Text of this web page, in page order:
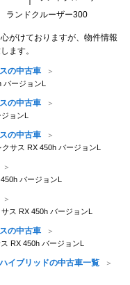
ランドクルーザー300
がけておりますが、物件情報
ます。
の中古車
バージョンL
の中古車
ョンL
の中古車
クサス RX 450h バージョンL
バージョンL
サス RX 450h バージョンL
の中古車
RX 450h バージョンL
ハイブリッドの中古車一覧